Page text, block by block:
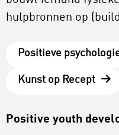
hulpbronnen op
Positieve
Kunst op Recept
Positive youth